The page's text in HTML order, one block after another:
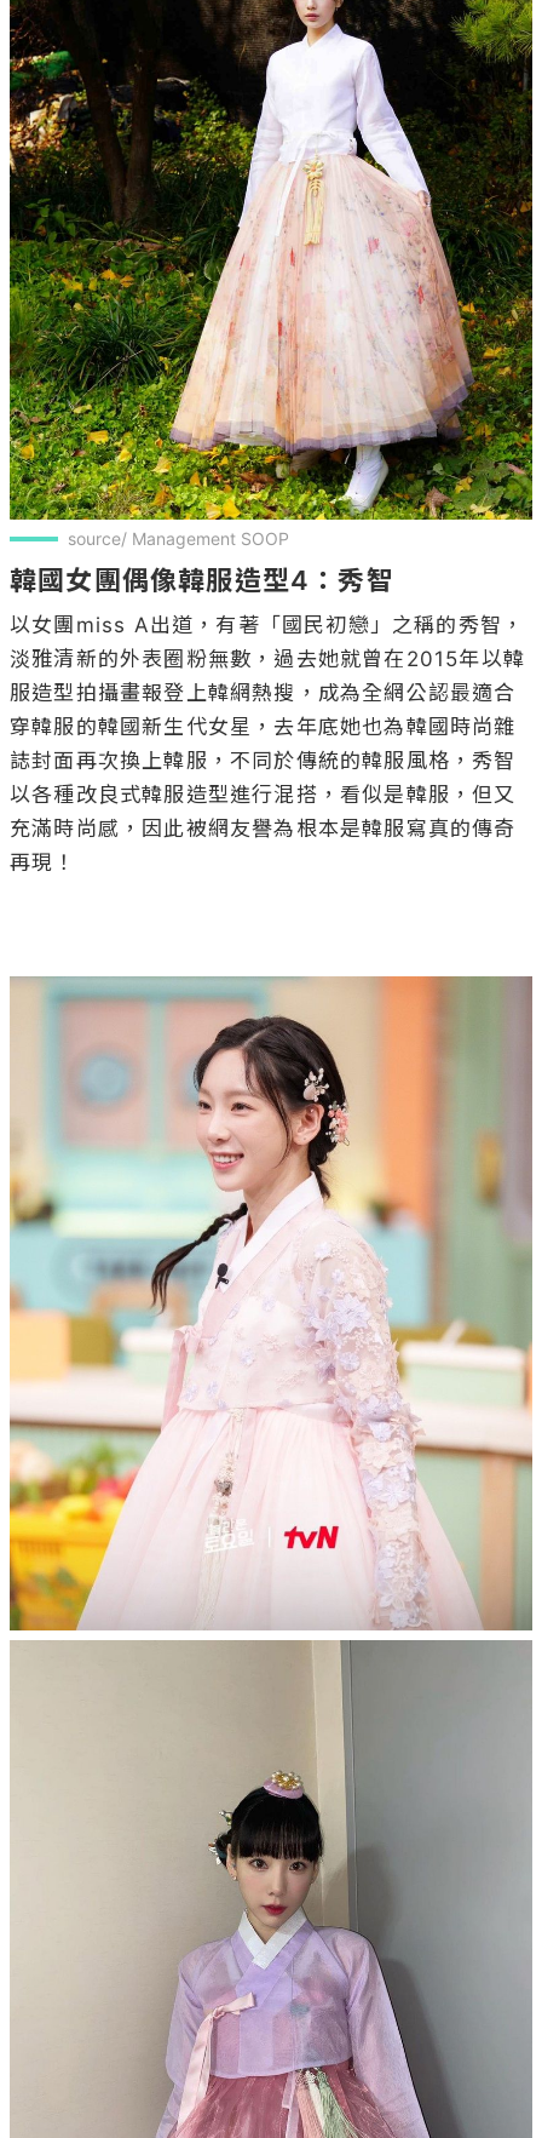
source/ Management SOOP
韓國女團偶像韓服造型4：秀智
以女團miss A出道，有著「國民初戀」之稱的秀智，
淡雅清新的外表圈粉無數，過去她就曾在2015年以韓
服造型拍攝畫報登上韓網熱搜，成為全網公認最適合
穿韓服的韓國新生代女星，去年底她也為韓國時尚雜
誌封面再次換上韓服，不同於傳統的韓服風格，秀智
以各種改良式韓服造型進行混搭，看似是韓服，但又
充滿時尚感，因此被網友譽為根本是韓服寫真的傳奇
再現！